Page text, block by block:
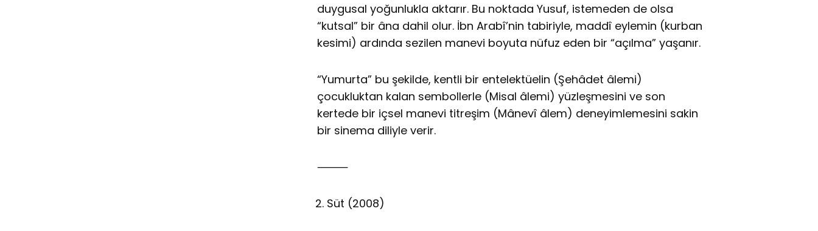
duygusal yoğunlukla aktarır. Bu noktada Yusuf, istemeden de olsa
“kutsal” bir âna dahil olur. İbn Arabî’nin tabiriyle, maddî eylemin (kurban
kesimi) ardında sezilen manevi boyuta nüfuz eden bir “açılma” yaşanır.
“Yumurta” bu şekilde, kentli bir entelektüelin (Şehâdet âlemi)
çocukluktan kalan sembollerle (Misal âlemi) yüzleşmesini ve son
kertede bir içsel manevi titreşim (Mânevî âlem) deneyimlemesini sakin
bir sinema diliyle verir.
⸻
Süt (2008)